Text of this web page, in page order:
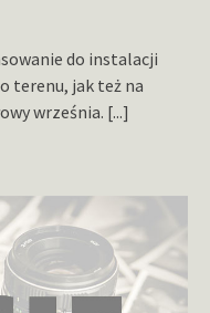
do instalacji
terenu, jak też na
września. [...]